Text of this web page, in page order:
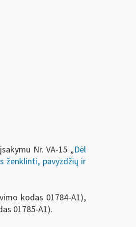
Nr. VA-15 „Dėl
ženklinti, pavyzdžių ir
kodas 01784-A1),
01785-A1).